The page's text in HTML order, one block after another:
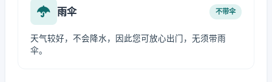
雨伞 不带伞
天气较好，不会降水，因此您可放心出门，无须带雨
伞。